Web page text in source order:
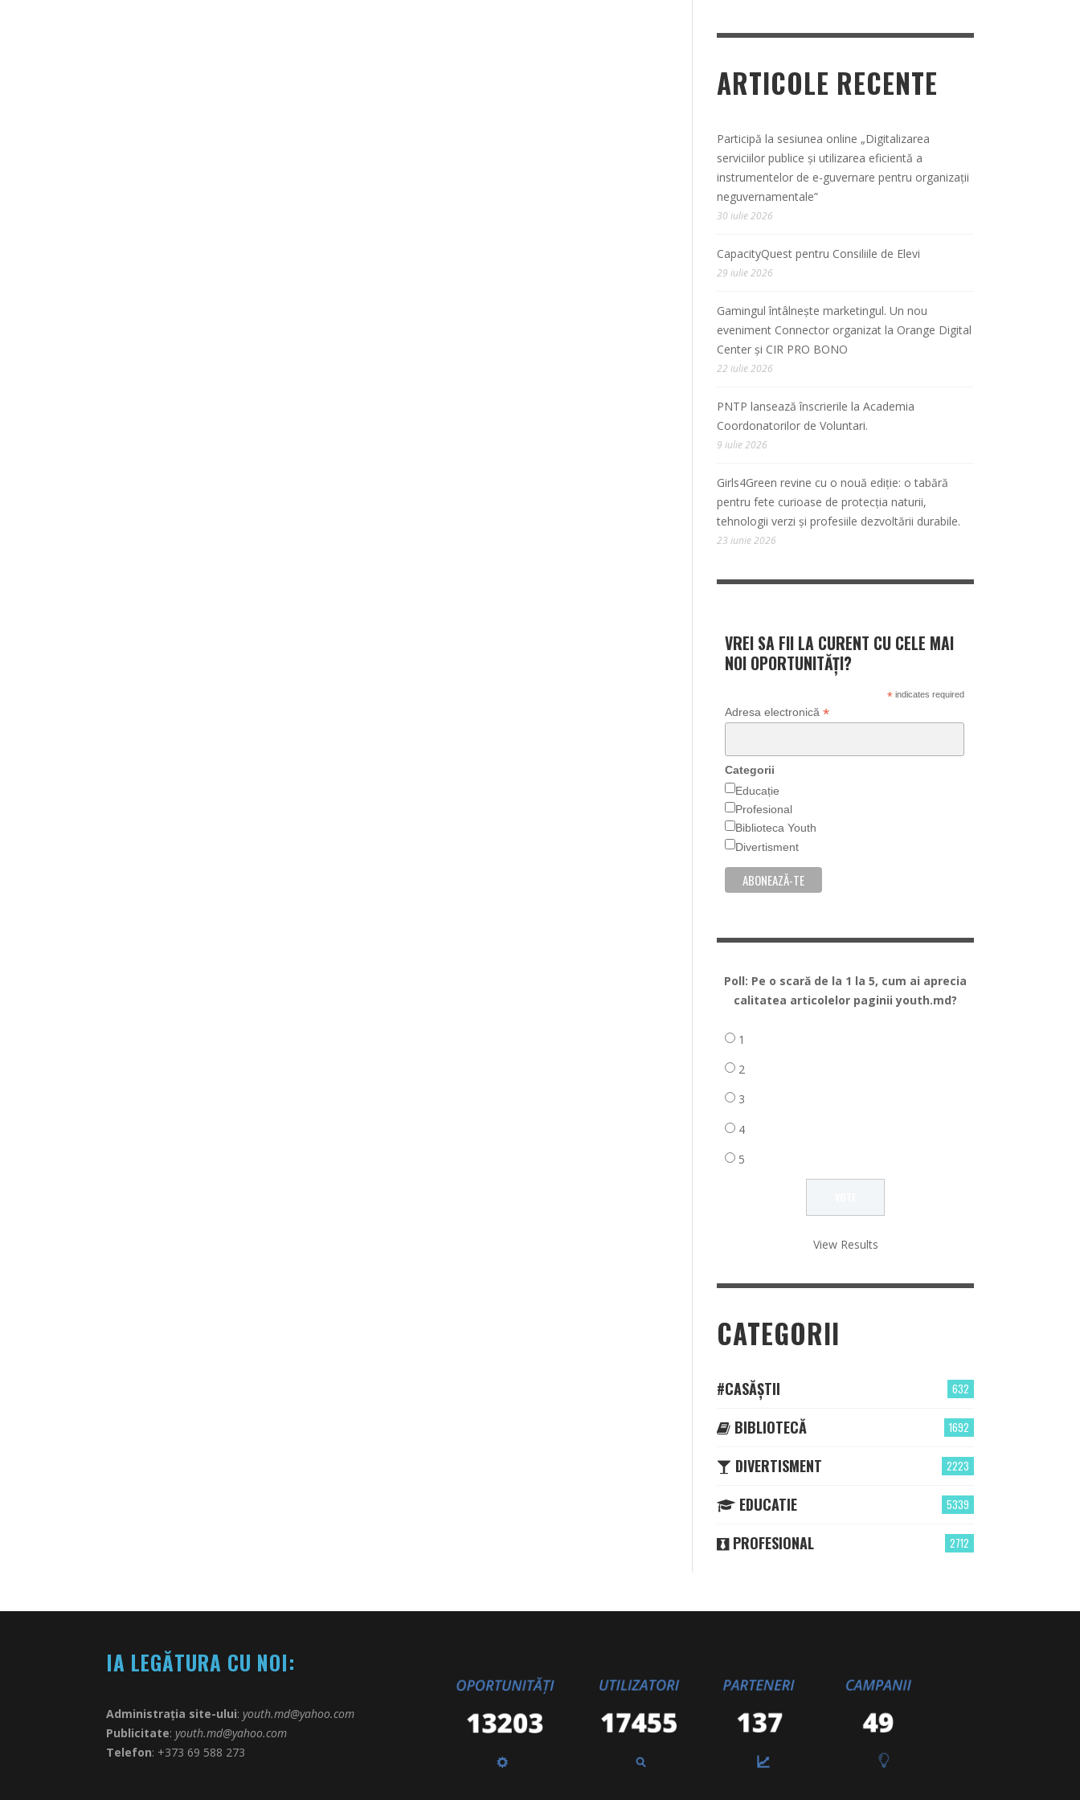
ARTICOLE RECENTE
Participă la sesiunea online „Digitalizarea
serviciilor publice și utilizarea eficientă a
instrumentelor de e-guvernare pentru organizații
neguvernamentale”
30 iulie 2026
CapacityQuest pentru Consiliile de Elevi
29 iulie 2026
Gamingul întâlnește marketingul. Un nou
eveniment Connector organizat la Orange Digital
Center și CIR PRO BONO
22 iulie 2026
PNTP lansează înscrierile la Academia
Coordonatorilor de Voluntari.
9 iulie 2026
Girls4Green revine cu o nouă ediție: o tabără
pentru fete curioase de protecția naturii,
tehnologii verzi și profesiile dezvoltării durabile.
23 iunie 2026
VREI SA FII LA CURENT CU CELE MAI
NOI OPORTUNITĂȚI?
*indicates required
Adresa electronică *
Categorii
Educație
Profesional
Biblioteca Youth
Divertisment
Poll: Pe o scară de la 1 la 5, cum ai aprecia
calitatea articolelor paginii youth.md?
1
2
3
4
5
View Results
CATEGORII
632
#CASĂȘTII
1692
BIBLIOTECĂ
2223
DIVERTISMENT
5339
EDUCATIE
2712
PROFESIONAL
IA LEGĂTURA CU NOI:
Administrația site-ului: youth.md@yahoo.com
Publicitate: youth.md@yahoo.com
Telefon: +373 69 588 273